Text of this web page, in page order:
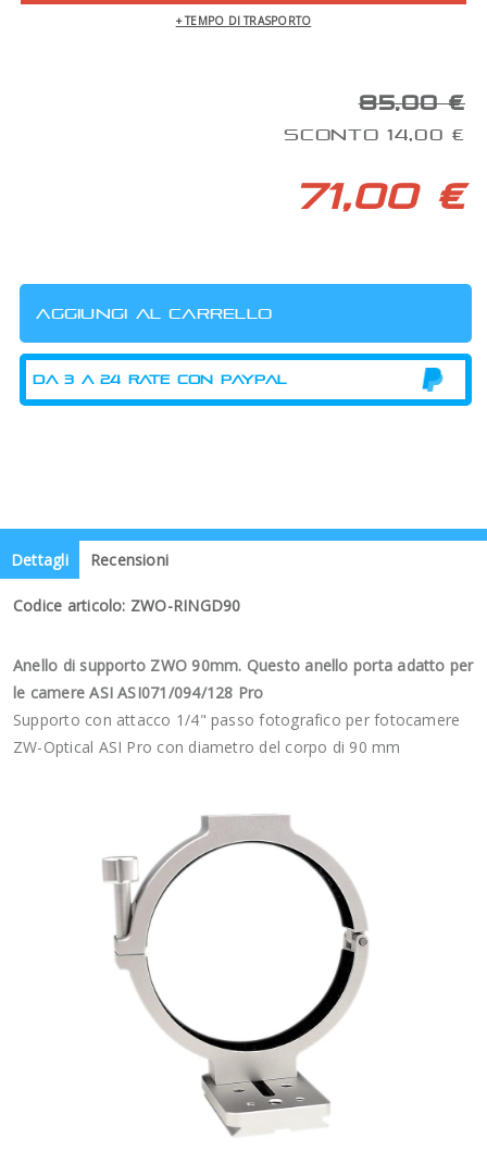
+ TEMPO DI TRASPORTO
85,00 €
SCONTO 14,00 €
71,00 €
Dettagli Recensioni
Codice articolo: ZWO-RINGD90
Anello di supporto ZWO 90mm. Questo anello porta adatto per
le camere ASI ASI071/094/128 Pro
Supporto con attacco 1/4" passo fotografico per fotocamere
ZW-Optical ASI Pro con diametro del corpo di 90 mm